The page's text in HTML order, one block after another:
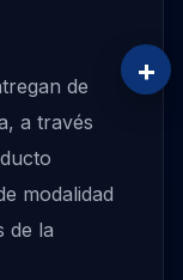
de
a través
modalidad
de la
+